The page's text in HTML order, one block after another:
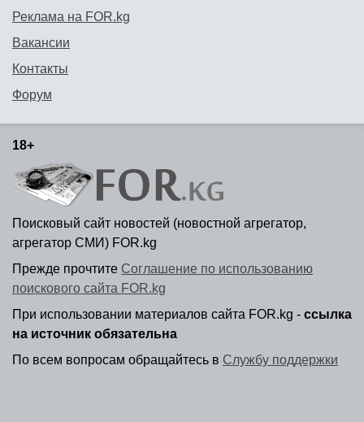
Реклама на FOR.kg
Вакансии
Контакты
Форум
18+
Поисковый сайт новостей (новостной агрегатор,
агрегатор СМИ) FOR.kg
Прежде прочтите Соглашение по использованию
поискового сайта FOR.kg
При использовании материалов сайта FOR.kg - ссылка
на источник обязательна
По всем вопросам обращайтесь в Службу поддержки